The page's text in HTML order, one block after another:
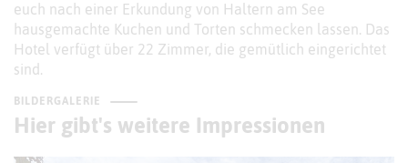
euch nach einer Erkundung von Haltern am See
hausgemachte Kuchen und Torten schmecken lassen. Das
Hotel verfügt über 22 Zimmer, die gemütlich eingerichtet
sind.
BILDERGALERIE
Hier gibt's weitere Impressionen